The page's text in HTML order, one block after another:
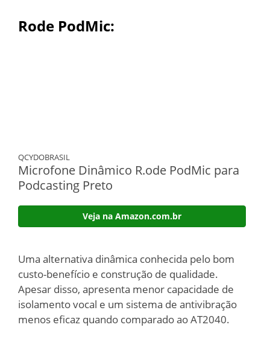
Rode PodMic:
QCYDOBRASIL
Microfone Dinâmico R.ode PodMic para
Podcasting Preto
Veja na Amazon.com.br
Uma alternativa dinâmica conhecida pelo bom
custo-benefício e construção de qualidade.
Apesar disso, apresenta menor capacidade de
isolamento vocal e um sistema de antivibração
menos eficaz quando comparado ao AT2040.